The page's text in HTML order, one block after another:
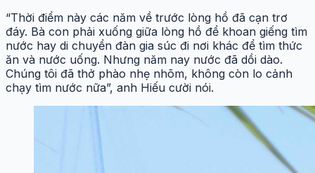
“Thời điểm này các năm về trước lòng hồ đã cạn trơ
đáy. Bà con phải xuống giữa lòng hồ để khoan giếng tìm
nước hay di chuyển đàn gia súc đi nơi khác để tìm thức
ăn và nước uống. Nhưng năm nay nước đã dồi dào.
Chúng tôi đã thở phào nhẹ nhõm, không còn lo cảnh
chạy tìm nước nữa”, anh Hiếu cười nói.